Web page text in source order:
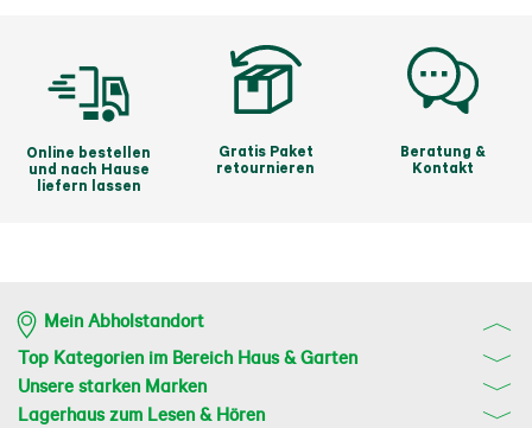
Online bestellen
und nach Hause
liefern lassen
Gratis Paket
retournieren
Beratung &
Kontakt
Mein Abholstandort
Top Kategorien im Bereich Haus & Garten
Unsere starken Marken
Lagerhaus zum Lesen & Hören